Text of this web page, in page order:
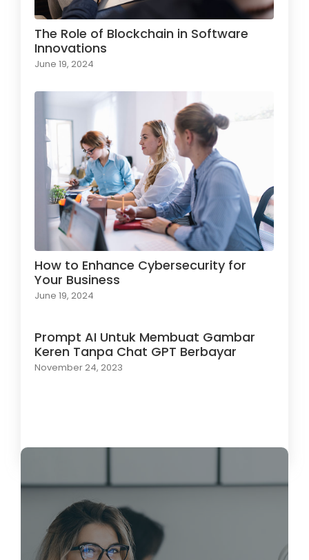
The Role of Blockchain in Software
Innovations
June 19, 2024
How to Enhance Cybersecurity for
Your Business
June 19, 2024
Prompt AI Untuk Membuat Gambar
Keren Tanpa Chat GPT Berbayar
November 24, 2023